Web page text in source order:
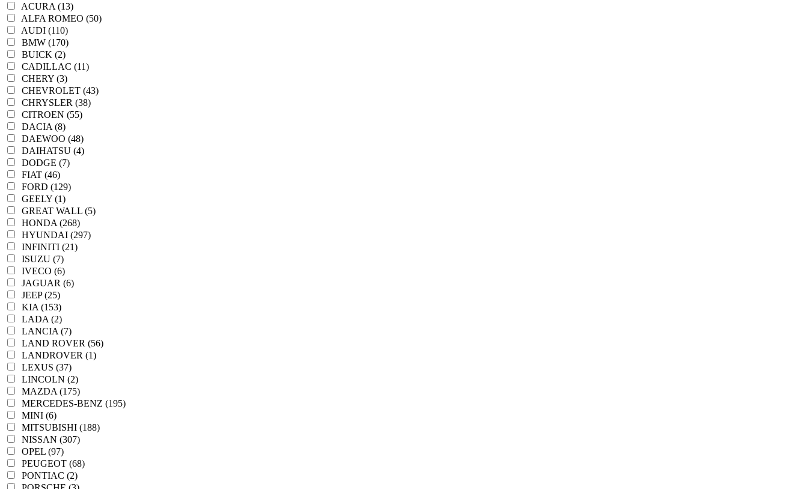
ACURA (13)
ALFA ROMEO (50)
AUDI (110)
BMW (170)
BUICK (2)
CADILLAC (11)
CHERY (3)
CHEVROLET (43)
CHRYSLER (38)
CITROEN (55)
DACIA (8)
DAEWOO (48)
DAIHATSU (4)
DODGE (7)
FIAT (46)
FORD (129)
GEELY (1)
GREAT WALL (5)
HONDA (268)
HYUNDAI (297)
INFINITI (21)
ISUZU (7)
IVECO (6)
JAGUAR (6)
JEEP (25)
KIA (153)
LADA (2)
LANCIA (7)
LAND ROVER (56)
LANDROVER (1)
LEXUS (37)
LINCOLN (2)
MAZDA (175)
MERCEDES-BENZ (195)
MINI (6)
MITSUBISHI (188)
NISSAN (307)
OPEL (97)
PEUGEOT (68)
PONTIAC (2)